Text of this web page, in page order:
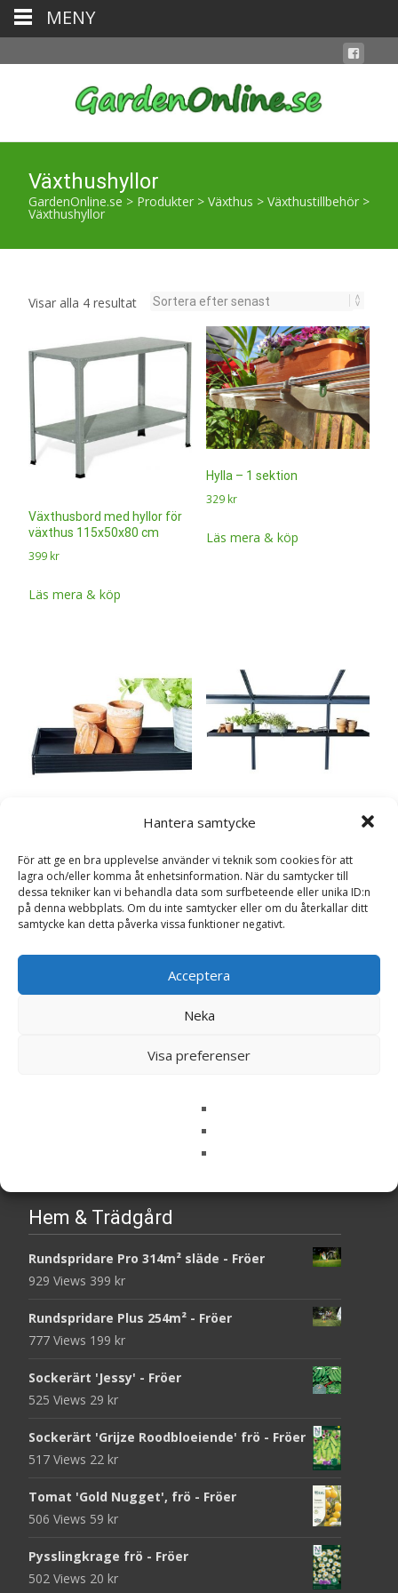
Hantera samtycke
För att ge en bra upplevelse använder vi teknik som cookies för att
lagra och/eller komma åt enhetsinformation. När du samtycker till
dessa tekniker kan vi behandla data som surfbeteende eller unika ID:n
på denna webbplats. Om du inte samtycker eller om du återkallar ditt
samtycke kan detta påverka vissa funktioner negativt.
Acceptera
Neka
Visa preferenser
Växthushyllor
GardenOnline.se > Produkter > Växthus > Växthustillbehör >
Växthushyllor
Visar alla 4 resultatSortera
senaste
Växthusbord med hyllor för
växthus 115x50x80 cm
399 kr
Läs mera & köp
Hylla – 1 sektion
329 kr
Läs mera & köp
1 695kr
Läs mera & köp
Växthushylla 2-sektioner
1 495kr
Läs mera & köp
Hem & Trädgård
Hem & Trädgård
Rundspridare Pro 314m² släde - Fröer
929 Views 399 kr
Rundspridare Plus 254m² - Fröer
777 Views 199 kr
Sockerärt 'Jessy' - Fröer
525 Views 29 kr
Sockerärt 'Grijze Roodbloeiende' frö - Fröer
517 Views 22 kr
Tomat 'Gold Nugget', frö - Fröer
506 Views 59 kr
Pysslingkrage frö - Fröer
502 Views 20 kr
MENY